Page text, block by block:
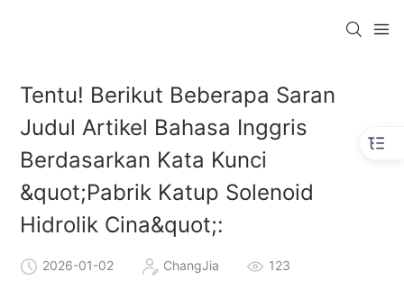
Tentu! Berikut Beberapa Saran
Judul Artikel Bahasa Inggris
Berdasarkan Kata Kunci
&quot;Pabrik Katup Solenoid
Hidrolik Cina&quot;:
2026-01-02 ChangJia 123